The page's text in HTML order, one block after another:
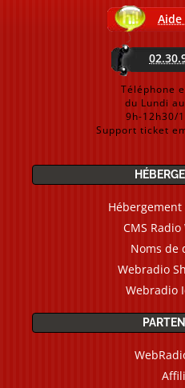
Aide
Téléphone
du Lundi
9h-12h30/
Support ticket
CMS
Noms de
Webradio
Webradio